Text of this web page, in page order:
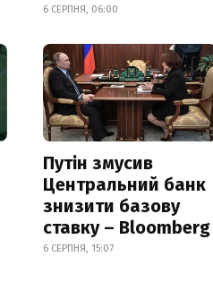
6 СЕРПНЯ, 06:00
Путін змусив
Центральний банк
знизити базову
ставку – Bloomberg
6 СЕРПНЯ, 15:07